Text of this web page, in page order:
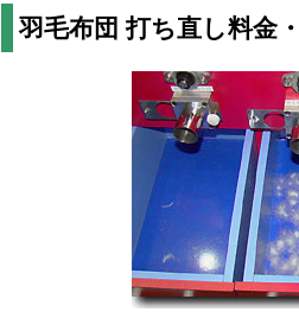
羽毛布団 打ち直し料金